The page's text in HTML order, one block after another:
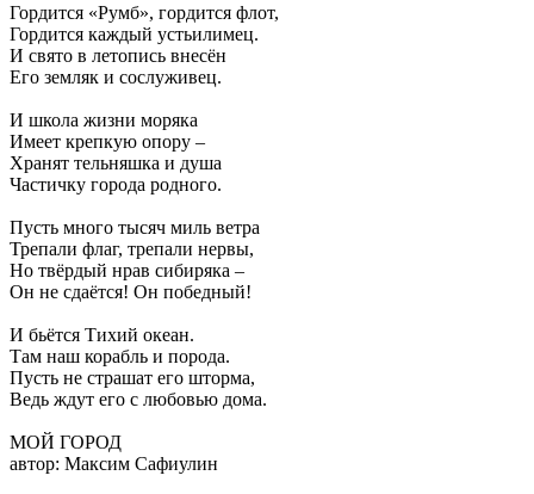
Гордится «Румб», гордится флот,
Гордится каждый устьилимец.
И свято в летопись внесён
Его земляк и сослуживец.
И школа жизни моряка
Имеет крепкую опору –
Хранят тельняшка и душа
Частичку города родного.
Пусть много тысяч миль ветра
Трепали флаг, трепали нервы,
Но твёрдый нрав сибиряка –
Он не сдаётся! Он победный!
И бьётся Тихий океан.
Там наш корабль и порода.
Пусть не страшат его шторма,
Ведь ждут его с любовью дома.
МОЙ ГОРОД
автор: Максим Сафиулин